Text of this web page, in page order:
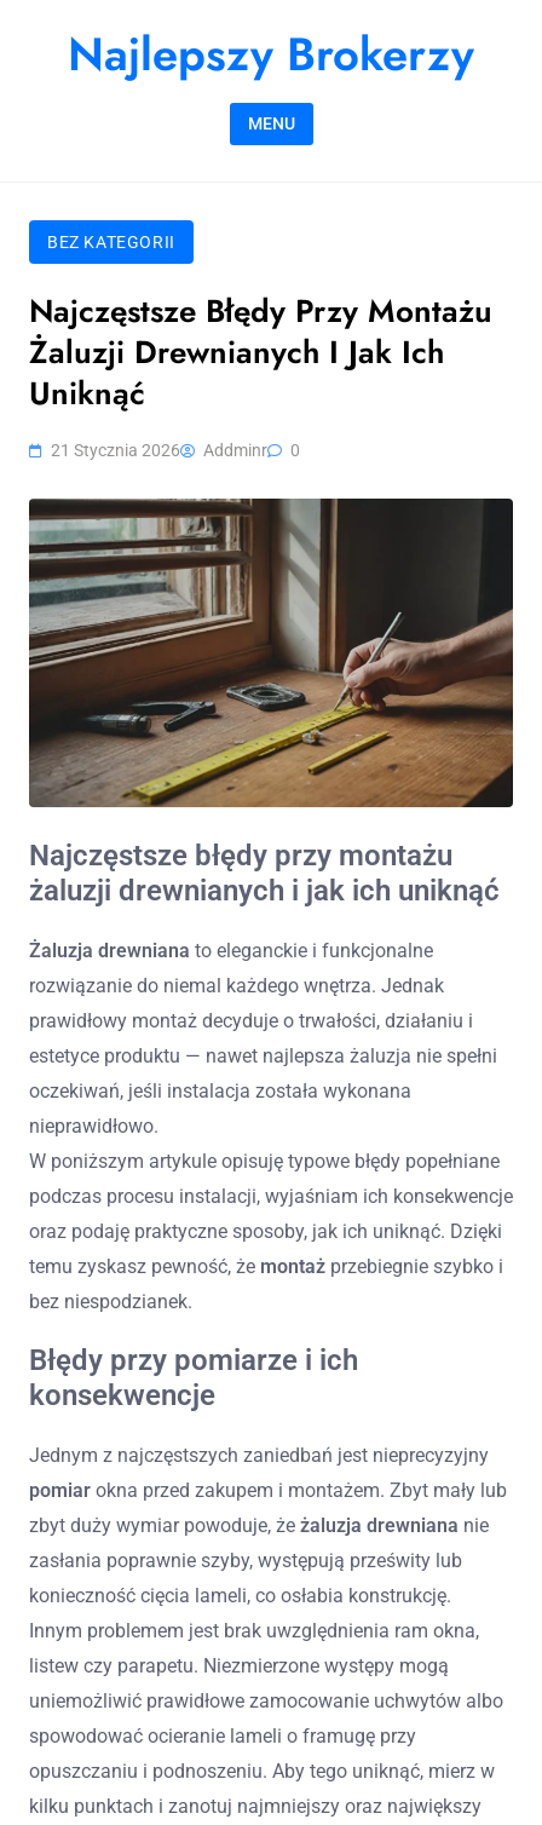
Najlepszy Brokerzy
MENU
BEZ KATEGORII
Najczęstsze Błędy Przy Montażu
Żaluzji Drewnianych I Jak Ich
Uniknąć
21 Stycznia 2026 Addminr 0
Najczęstsze błędy przy montażu
żaluzji drewnianych i jak ich uniknąć
Żaluzja drewniana to eleganckie i funkcjonalne
rozwiązanie do niemal każdego wnętrza. Jednak
prawidłowy montaż decyduje o trwałości, działaniu i
estetyce produktu — nawet najlepsza żaluzja nie spełni
oczekiwań, jeśli instalacja została wykonana
nieprawidłowo.
W poniższym artykule opisuję typowe błędy popełniane
podczas procesu instalacji, wyjaśniam ich konsekwencje
oraz podaję praktyczne sposoby, jak ich uniknąć. Dzięki
temu zyskasz pewność, że montaż przebiegnie szybko i
bez niespodzianek.
Błędy przy pomiarze i ich
konsekwencje
Jednym z najczęstszych zaniedbań jest nieprecyzyjny
pomiar okna przed zakupem i montażem. Zbyt mały lub
zbyt duży wymiar powoduje, że żaluzja drewniana nie
zasłania poprawnie szyby, występują prześwity lub
konieczność cięcia lameli, co osłabia konstrukcję.
Innym problemem jest brak uwzględnienia ram okna,
listew czy parapetu. Niezmierzone występy mogą
uniemożliwić prawidłowe zamocowanie uchwytów albo
spowodować ocieranie lameli o framugę przy
opuszczaniu i podnoszeniu. Aby tego uniknąć, mierz w
kilku punktach i zanotuj najmniejszy oraz największy